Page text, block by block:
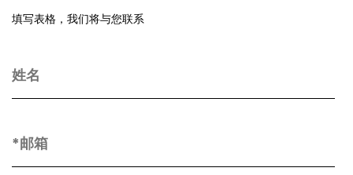
填写表格，我们将与您联系